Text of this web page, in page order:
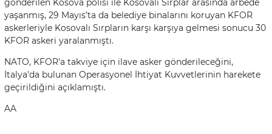
gönderilen Kosova polisi ile Kosovalı Sırplar arasında arbede
yaşanmış, 29 Mayıs’ta da belediye binalarını koruyan KFOR
askerleriyle Kosovalı Sırpların karşı karşıya gelmesi sonucu 30
KFOR askeri yaralanmıştı.
NATO, KFOR'a takviye için ilave asker gönderileceğini,
İtalya'da bulunan Operasyonel İhtiyat Kuvvetlerinin harekete
geçirildiğini açıklamıştı.
AA